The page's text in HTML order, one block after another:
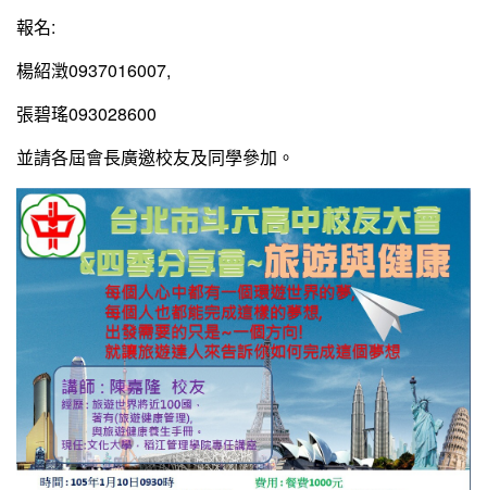
報名:
楊紹澂0937016007,
張碧瑤093028600
並請各屆會長廣邀校友及同學參加。